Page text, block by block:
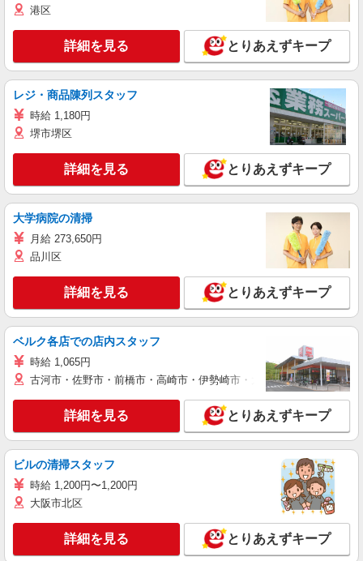
港区
詳細を見る とりあえずキープ
レジ・商品陳列スタッフ
時給 1,180円
堺市堺区
詳細を見る とりあえずキープ
大学病院の清掃
月給 273,650円
品川区
詳細を見る とりあえずキープ
ベルク各店での店内スタッフ
時給 1,065円
古河市・佐野市・前橋市・高崎市・伊勢崎市・太田市・館林市・藤
詳細を見る とりあえずキープ
ビルの清掃スタッフ
時給 1,200円〜1,200円
大阪市北区
詳細を見る とりあえずキープ